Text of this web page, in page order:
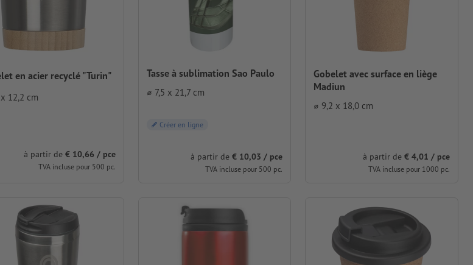
en acier recyclé "Turin"
12,2 cm
à partir de € 10,66 / pce
TVA incluse pour 500 pc.
Tasse à sublimation Sao Paulo
⌀ 7,5 x 21,7 cm
Créer en ligne
à partir de€ 10,03 / pce
TVA incluse pour 500 pc.
Gobelet avec surface en liège
Madiun
⌀ 9,2 x 18,0 cm
à partir de € 4,01 / pce
TVA incluse pour 1000 pc.